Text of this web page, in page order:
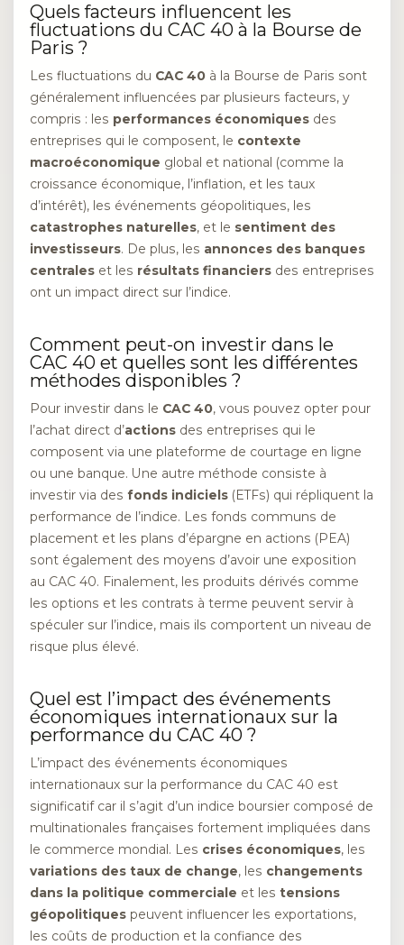
Quels facteurs influencent les
fluctuations du CAC 40 à la Bourse de
Paris ?
Les fluctuations du CAC 40 à la Bourse de Paris sont
généralement influencées par plusieurs facteurs, y
compris : les performances économiques des
entreprises qui le composent, le contexte
macroéconomique global et national (comme la
croissance économique, l’inflation, et les taux
d’intérêt), les événements géopolitiques, les
catastrophes naturelles, et le sentiment des
investisseurs. De plus, les annonces des banques
centrales et les résultats financiers des entreprises
ont un impact direct sur l’indice.
Comment peut-on investir dans le
CAC 40 et quelles sont les différentes
méthodes disponibles ?
Pour investir dans le CAC 40, vous pouvez opter pour
l’achat direct d’actions des entreprises qui le
composent via une plateforme de courtage en ligne
ou une banque. Une autre méthode consiste à
investir via des fonds indiciels (ETFs) qui répliquent la
performance de l’indice. Les fonds communs de
placement et les plans d’épargne en actions (PEA)
sont également des moyens d’avoir une exposition
au CAC 40. Finalement, les produits dérivés comme
les options et les contrats à terme peuvent servir à
spéculer sur l’indice, mais ils comportent un niveau de
risque plus élevé.
Quel est l’impact des événements
économiques internationaux sur la
performance du CAC 40 ?
L’impact des événements économiques
internationaux sur la performance du CAC 40 est
significatif car il s’agit d’un indice boursier composé de
multinationales françaises fortement impliquées dans
le commerce mondial. Les crises économiques, les
variations des taux de change, les changements
dans la politique commerciale et les tensions
géopolitiques peuvent influencer les exportations,
les coûts de production et la confiance des